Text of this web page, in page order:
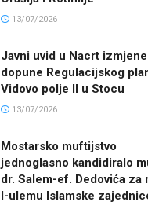
13/07/2026
Javni uvid u Nacrt
dopune Regulacijskog
Vidovo polje II u Stocu
13/07/2026
Mostarsko muftijstvo
jednoglasno kandidiralo
dr. Salem-ef. Dedovića za
l-ulemu Islamske